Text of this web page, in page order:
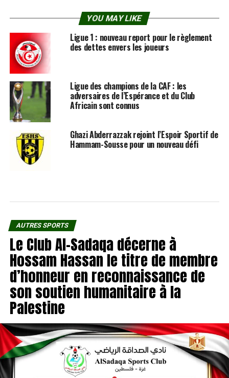
YOU MAY LIKE
Ligue 1 : nouveau report pour le règlement
des dettes envers les joueurs
Ligue des champions de la CAF : les
adversaires de l’Espérance et du Club
Africain sont connus
Ghazi Abderrazzak rejoint l’Espoir Sportif de
Hammam-Sousse pour un nouveau défi
AUTRES SPORTS
Le Club Al-Sadaqa décerne à
Hossam Hassan le titre de membre
d’honneur en reconnaissance de
son soutien humanitaire à la
Palestine